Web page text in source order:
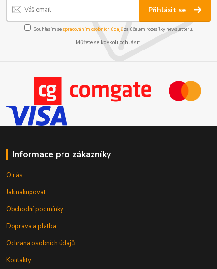
Přihlásit se
Souhlasím se zpracováním osobních údajůza účelem rozesílky newsletteru.
Můžete se kdykoli odhlásit.
Informace pro zákazníky
O nás
Jak nakupovat
Obchodní podmínky
Doprava a platba
Ochrana osobních údajů
Kontakty